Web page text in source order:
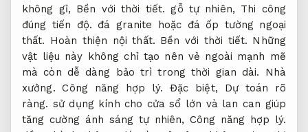
không gỉ, Bền với thời tiết. gỗ tự nhiên, Thi công
đúng tiến độ. đá granite hoặc đá ốp tường ngoại
thất. Hoàn thiện nội thất. Bền với thời tiết. Những
vật liệu này không chỉ tạo nên vẻ ngoài mạnh mẽ
mà còn dễ dàng bảo trì trong thời gian dài. Nhà
xưởng. Công năng hợp lý. Đặc biệt, Dự toán rõ
ràng. sử dụng kính cho cửa sổ lớn và lan can giúp
tăng cường ánh sáng tự nhiên, Công năng hợp lý.